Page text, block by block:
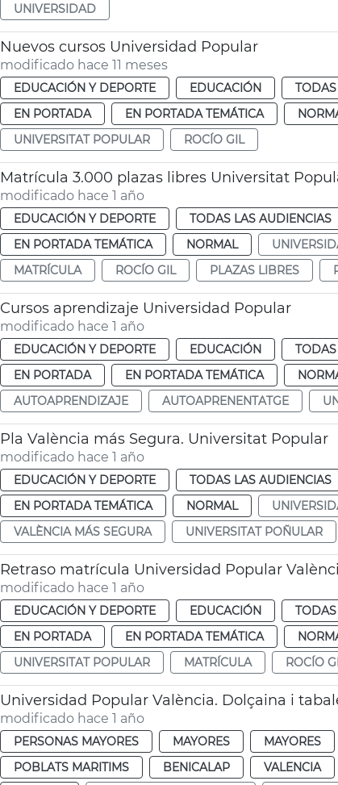
UNIVERSIDAD
Nuevos cursos Universidad Popular
modificado hace 11 meses
EDUCACIÓN Y DEPORTE EDUCACIÓN
EN PORTADA
EN PORTADA TEMÁTICA
UNIVERSITAT POPULAR
ROCÍO GIL
Matrícula 3.000 plazas libres Universitat
modificado hace 1 año
EDUCACIÓN Y DEPORTE TODAS LAS AUDIENCIAS
EN PORTADA TEMÁTICA
NORMAL
MATRÍCULA
ROCÍO GIL PLAZAS LIBRES
Cursos aprendizaje Universidad Popular
modificado hace 1 año
EDUCACIÓN Y DEPORTE EDUCACIÓN
EN PORTADA
EN PORTADA TEMÁTICA
AUTOAPRENDIZAJE
AUTOAPRENENTATGE
Pla València más Segura. Universitat Popular
modificado hace 1 año
EDUCACIÓN Y DEPORTE TODAS LAS AUDIENCIAS
EN PORTADA TEMÁTICA
NORMAL
VALÈNCIA MÁS SEGURA
UNIVERSITAT POÑULAR
Retraso matrícula Universidad Popular
modificado hace 1 año
EDUCACIÓN Y DEPORTE EDUCACIÓN
EN PORTADA
EN PORTADA TEMÁTICA
UNIVERSITAT POPULAR
MATRÍCULA ROCÍO
Universidad Popular València. Dolçaina i
modificado hace 1 año
PERSONAS MAYORES MAYORES MAYORES
POBLATS MARITIMS
BENICALAP VALENCIA